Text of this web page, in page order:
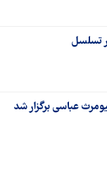
تسلسل
عباسی برگزار شد